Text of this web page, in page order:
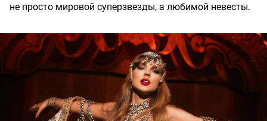
не просто мировой суперзвезды, а любимой невесты.